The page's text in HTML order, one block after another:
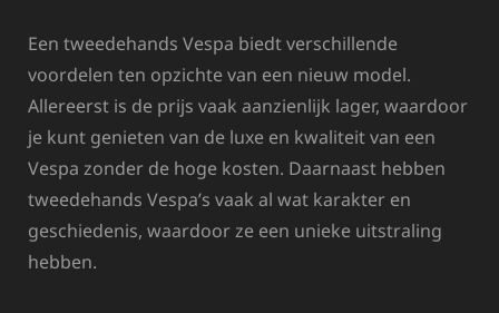
Een tweedehands Vespa biedt verschillende
voordelen ten opzichte van een nieuw model.
Allereerst is de prijs vaak aanzienlijk lager, waardoor
je kunt genieten van de luxe en kwaliteit van een
Vespa zonder de hoge kosten. Daarnaast hebben
tweedehands Vespa’s vaak al wat karakter en
geschiedenis, waardoor ze een unieke uitstraling
hebben.